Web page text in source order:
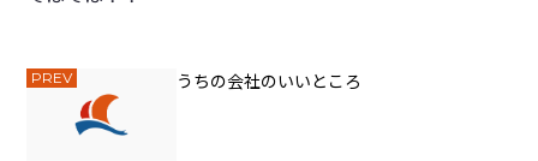
PREV うちの会社のいいところ